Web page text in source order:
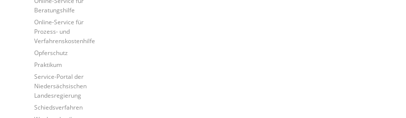
Beratungshilfe
Online-Service für
Prozess- und
Verfahrenskostenhilfe
Opferschutz
Praktikum
Service-Portal der
Niedersächsischen
Landesregierung
Schiedsverfahren